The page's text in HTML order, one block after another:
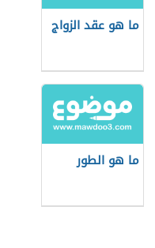
ما هو عقد الزواج
ما هو الطور